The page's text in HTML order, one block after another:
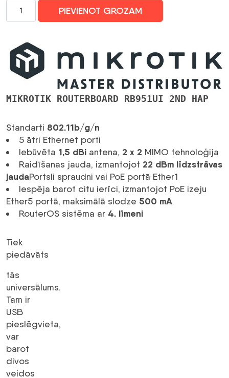
MIKROTIK
ROUTERBOARD
(RB951Ui-
2nD)
daudzums
PIEVIENOT GROZAM
MIKROTIK ROUTERBOARD RB951UI 2ND HAP
Standarti 802.11b/g/n
5 ātri Ethernet porti
Iebūvēta 1,5 dBi antena, 2 x 2 MIMO tehnoloģija
Raidīšanas jauda, ​​izmantojot 22 dBm līdzstrāvas
jaudaPortsli spraudni vai PoE portā Ether1
Iespēja barot citu ierīci, izmantojot PoE izeju
Ether5 portā, maksimālā slodze 500 mA
RouterOS sistēma ar 4. līmeni
Tiek
piedāvāts
tās
universālums.
Tam ir
USB
pieslēgvieta,
var
barot
divos
veidos